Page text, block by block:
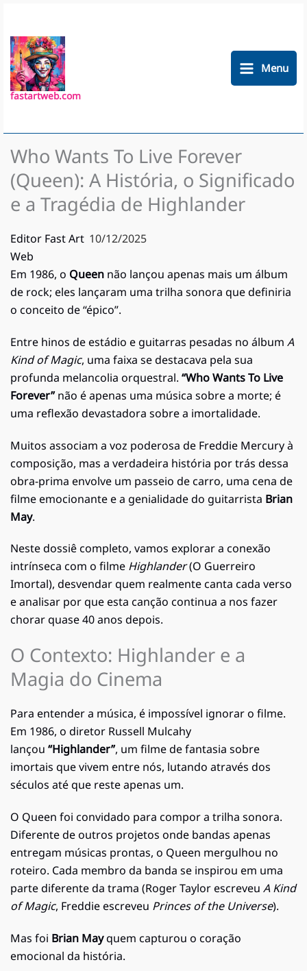
conteúdo
fastartweb.com
Menu
Who Wants To Live Forever
(Queen): A História, o Significado
e a Tragédia de Highlander
Editor Fast Art
Web
10/12/2025
Em 1986, o Queen não lançou apenas mais um álbum
de rock; eles lançaram uma trilha sonora que definiria
o conceito de “épico”.
Entre hinos de estádio e guitarras pesadas no álbum A
Kind of Magic, uma faixa se destacava pela sua
profunda melancolia orquestral. “Who Wants To Live
Forever”não é apenas uma música sobre a morte; é
uma reflexão devastadora sobre a imortalidade.
Muitos associam a voz poderosa de Freddie Mercury à
composição, mas a verdadeira história por trás dessa
obra-prima envolve um passeio de carro, uma cena de
filme emocionante e a genialidade do guitarrista Brian
May.
Neste dossiê completo, vamos explorar a conexão
intrínseca com o filme Highlander(O Guerreiro
Imortal), desvendar quem realmente canta cada verso
e analisar por que esta canção continua a nos fazer
chorar quase 40 anos depois.
O Contexto: Highlander e a
Magia do Cinema
Para entender a música, é impossível ignorar o filme.
Em 1986, o diretor Russell Mulcahy
lançou “Highlander”, um filme de fantasia sobre
imortais que vivem entre nós, lutando através dos
séculos até que reste apenas um.
O Queen foi convidado para compor a trilha sonora.
Diferente de outros projetos onde bandas apenas
entregam músicas prontas, o Queen mergulhou no
roteiro. Cada membro da banda se inspirou em uma
parte diferente da trama (Roger Taylor escreveu A Kind
of Magic, Freddie escreveu Princes of the Universe).
Mas foi Brian Mayquem capturou o coração
emocional da história.